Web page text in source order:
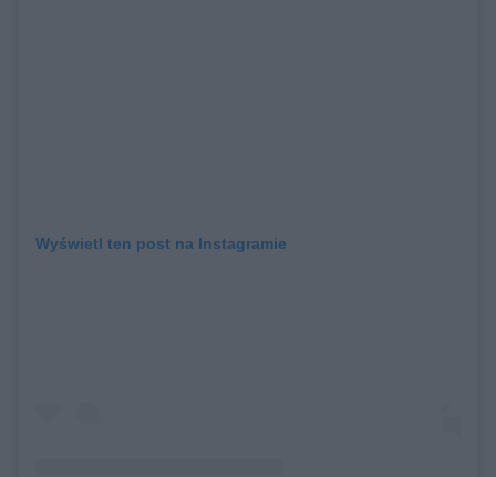
Wyświetl ten post na Instagramie